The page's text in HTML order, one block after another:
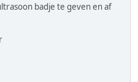
badje te geven en af